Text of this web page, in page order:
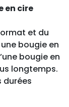
en cire
et du
bougie en
bougie en
longtemps.
durées